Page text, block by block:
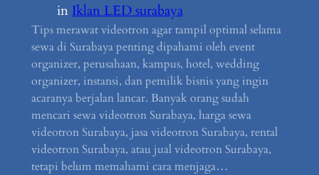
in Iklan LED surabaya
Tips merawat videotron agar tampil optimal selama
sewa di Surabaya penting dipahami oleh event
organizer, perusahaan, kampus, hotel, wedding
organizer, instansi, dan pemilik bisnis yang ingin
acaranya berjalan lancar. Banyak orang sudah
mencari sewa videotron Surabaya, harga sewa
videotron Surabaya, jasa videotron Surabaya, rental
videotron Surabaya, atau jual videotron Surabaya,
tetapi belum memahami cara menjaga…